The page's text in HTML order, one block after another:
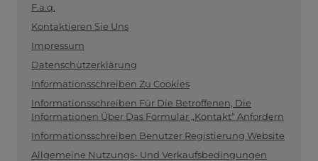
F.a.q.
Kontaktieren Sie Uns
Impressum
Datenschutzerklärung
Informationsschreiben Zu Cookies
Informationsschreiben Für Die Betroffenen, Die
Informationen Über Das Formular „Kontakt“ Anfordern
Informationsschreiben Benutzer Registierung Website
Allgemeine Nutzungs- Und Verkaufsbedingungen